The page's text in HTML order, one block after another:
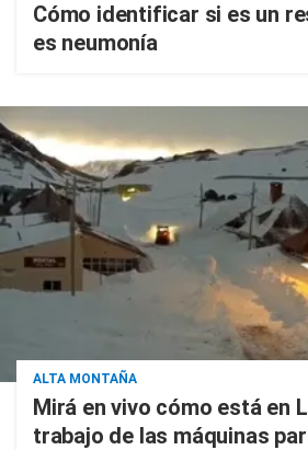
Cómo identificar si es un
es neumonía
ALTA MONTAÑA
Mirá en vivo cómo está en
trabajo de las máquinas